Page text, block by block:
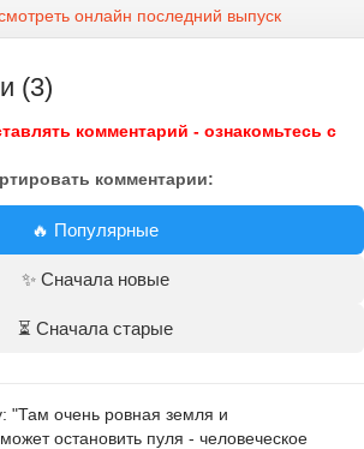
онлайн последний выпуск
(3)
комментарий - ознакомьтесь с
комментарии:
🔥 Популярные
✨ Сначала новые
⏳ Сначала старые
"Там очень ровная земля и
остановить пуля - человеческое